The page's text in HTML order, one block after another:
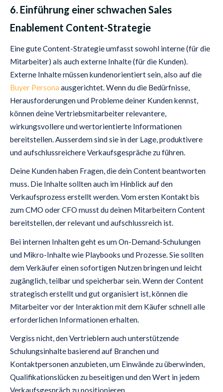
6. Einführung einer schwachen Sales
Enablement Content-Strategie
Eine gute Content-Strategie umfasst sowohl interne (für die
Mitarbeiter) als auch externe Inhalte (für die Kunden).
Externe Inhalte müssen kundenorientiert sein, also auf die
Buyer Persona ausgerichtet. Wenn du die Bedürfnisse,
Herausforderungen und Probleme deiner Kunden kennst,
können deine Vertriebsmitarbeiter relevantere,
wirkungsvollere und wertorientierte Informationen
bereitstellen. Ausserdem sind sie in der Lage, produktivere
und aufschlussreichere Verkaufsgespräche zu führen.
Deine Kunden haben Fragen, die dein Content beantworten
muss. Die Inhalte sollten auch im Hinblick auf den
Verkaufsprozess erstellt werden. Vom ersten Kontakt bis
zum CMO oder CFO musst du deinen Mitarbeitern Content
bereitstellen, der relevant und aufschlussreich ist.
Bei internen Inhalten geht es um On-Demand-Schulungen
und Mikro-Inhalte wie Playbooks und Prozesse. Sie sollten
dem Verkäufer einen sofortigen Nutzen bringen und leicht
zugänglich, teilbar und speicherbar sein. Wenn der Content
strategisch erstellt und gut organisiert ist, können die
Mitarbeiter vor der Interaktion mit dem Käufer schnell alle
erforderlichen Informationen erhalten.
Vergiss nicht, den Vertrieblern auch unterstützende
Schulungsinhalte basierend auf Branchen und
Kontaktpersonen anzubieten, um Einwände zu überwinden,
Qualifikationslücken zu beseitigen und den Wert in jedem